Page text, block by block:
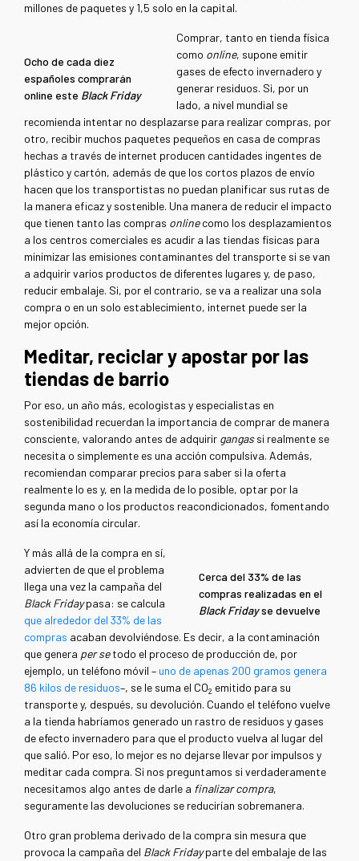
millones de paquetes y 1,5 solo en la capital.
Ocho de cada diez
españoles comprarán
online este Black Friday
Comprar, tanto en tienda física
como online, supone emitir
gases de efecto invernadero y
generar residuos. Si, por un
lado, a nivel mundial se
recomienda intentar no desplazarse para realizar compras, por
otro, recibir muchos paquetes pequeños en casa de compras
hechas a través de internet producen cantidades ingentes de
plástico y cartón, además de que los cortos plazos de envío
hacen que los transportistas no puedan planificar sus rutas de
la manera eficaz y sostenible. Una manera de reducir el impacto
que tienen tanto las compras onlinecomo los desplazamientos
a los centros comerciales es acudir a las tiendas físicas para
minimizar las emisiones contaminantes del transporte si se van
a adquirir varios productos de diferentes lugares y, de paso,
reducir embalaje. Si, por el contrario, se va a realizar una sola
compra o en un solo establecimiento, internet puede ser la
mejor opción.
Meditar, reciclar y apostar por las
tiendas de barrio
Por eso, un año más, ecologistas y especialistas en
sostenibilidad recuerdan la importancia de comprar de manera
consciente, valorando antes de adquirir gangassi realmente se
necesita o simplemente es una acción compulsiva. Además,
recomiendan comparar precios para saber si la oferta
realmente lo es y, en la medida de lo posible, optar por la
segunda mano o los productos reacondicionados, fomentando
así la economía circular.
Cerca del 33% de las
compras realizadas en el
Black Fridayse devuelve
Y más allá de la compra en sí,
advierten de que el problema
llega una vez la campaña del
Black Fridaypasa: se calcula
que alrededor del 33% de las
compras acaban devolviéndose. Es decir, a la contaminación
que genera per setodo el proceso de producción de, por
ejemplo, un teléfono móvil – uno de apenas 200 gramos genera
86 kilos de residuos–, se le suma el CO2 emitido para su
transporte y, después, su devolución. Cuando el teléfono vuelve
a la tienda habríamos generado un rastro de residuos y gases
de efecto invernadero para que el producto vuelva al lugar del
que salió. Por eso, lo mejor es no dejarse llevar por impulsos y
meditar cada compra. Si nos preguntamos si verdaderamente
necesitamos algo antes de darle a finalizar compra,
seguramente las devoluciones se reducirían sobremanera.
Otro gran problema derivado de la compra sin mesura que
provoca la campaña del Black Fridayparte del embalaje de las